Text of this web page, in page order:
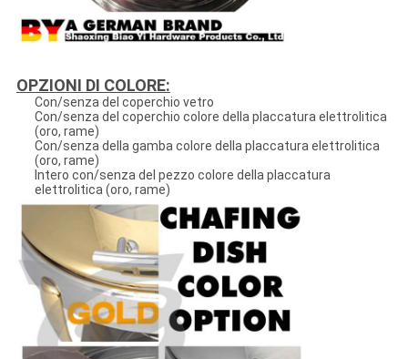
OPZIONI DI COLORE:
Con/senza del coperchio vetro
Con/senza del coperchio colore della placcatura elettrolitica
(oro, rame)
Con/senza della gamba colore della placcatura elettrolitica
(oro, rame)
Intero con/senza del pezzo colore della placcatura
elettrolitica (oro, rame)